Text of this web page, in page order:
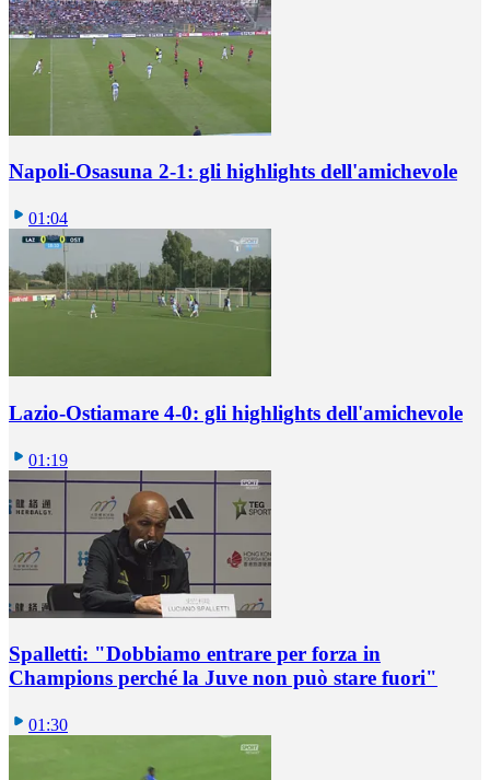
Napoli-Osasuna 2-1: gli highlights dell'amichevole
01:04
Lazio-Ostiamare 4-0: gli highlights dell'amichevole
01:19
Spalletti: "Dobbiamo entrare per forza in
Champions perché la Juve non può stare fuori"
01:30